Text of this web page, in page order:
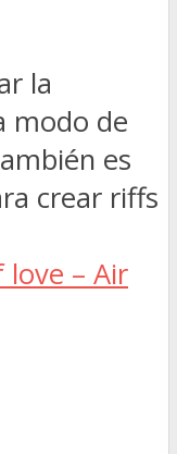
la
modo de
es
crear riffs
– Air